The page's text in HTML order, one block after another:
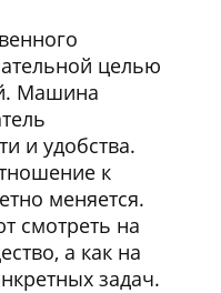
целью
Машина
и удобства.
к
меняется.
смотреть на
а как на
задач.